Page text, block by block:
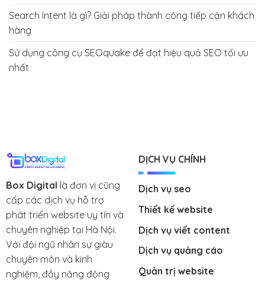
Search Intent là gì? Giải pháp thành công tiếp cận khách
hàng
Sử dụng công cụ SEOquake để đạt hiệu quả SEO tối ưu
nhất
Box Digital là đơn vị cũng
cấp các dịch vụ hỗ trợ
phát triển website uy tín và
chuyên nghiệp tại Hà Nội.
Với đội ngũ nhân sự giàu
chuyên môn và kinh
nghiệm, đầy năng động
DỊCH VỤ CHÍNH
Dịch vụ seo
Thiết kế website
Dịch vụ viết content
Dịch vụ quảng cáo
Quản trị website